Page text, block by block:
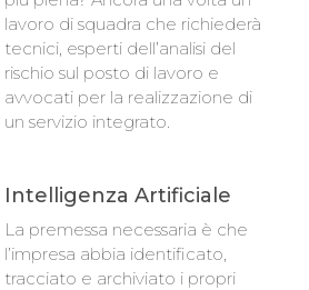
lavoro di squadra che richiederà
tecnici, esperti dell’analisi del
rischio sul posto di lavoro e
avvocati per la realizzazione di
un servizio integrato.
Intelligenza Artificiale
La premessa necessaria è che
l’impresa abbia identificato,
tracciato e archiviato i propri